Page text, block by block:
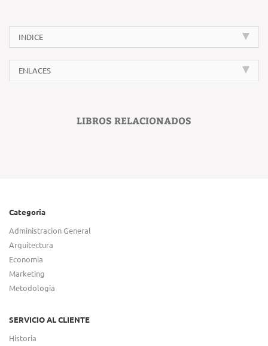
INDICE
ENLACES
LIBROS RELACIONADOS
Categoria
Administracion General
Arquitectura
Economia
Marketing
Metodologia
SERVICIO AL CLIENTE
Historia